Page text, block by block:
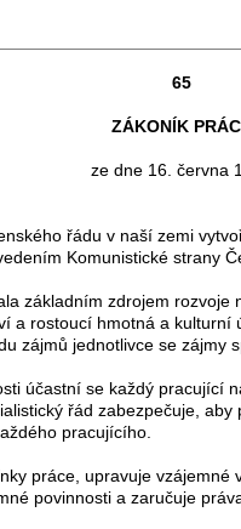
65
ZÁKONÍK
ze dne 16. června
řádu v naší zemi
Komunistické strany
základním zdrojem rozvoje
a rostoucí hmotná a kulturní
zájmů jednotlivce se zájmy
účastní se každý pracující
řád zabezpečuje,
pracujícího.
práce, upravuje vzájemné
povinnosti a zaručuje
náhrady